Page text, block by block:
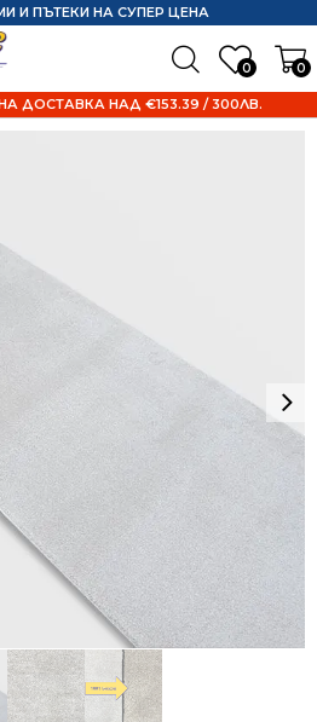
0 0
И ПЪТЕКИ НА СУПЕР ЦЕНА
ДОСТАВКА НАД €153.39 / 300ЛВ.